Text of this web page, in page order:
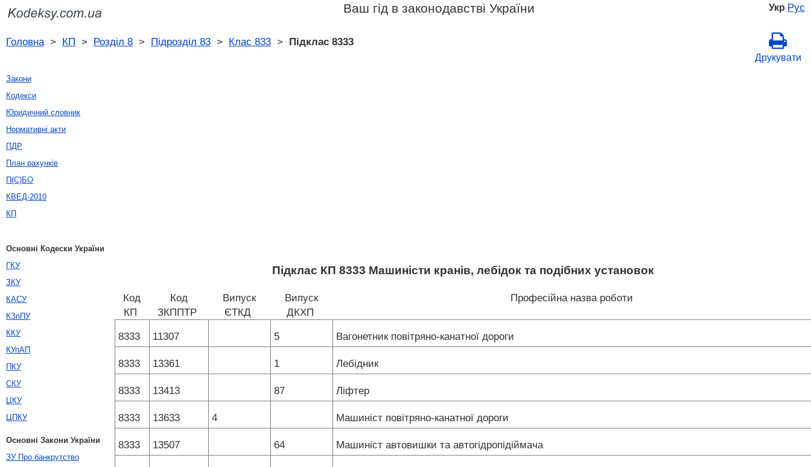
Укр Рус
Ваш гід в законодавстві України
Головна> КП > Розділ 8 > Підрозділ 83 > Клас 833 > Підклас 8333
Друкувати
Підклас КП 8333 Машиністи кранів, лебідок та подібних установок
Код
КП
Код
ЗКППТР
Випуск
ЄТКД
Випуск
ДКХП
Професійна назва роботи
8333 11307 5 Вагонетник повітряно-канатної дороги
8333 13361 1 Лебідник
8333 13413 87 Ліфтер
8333 13633 4 Машиніст повітряно-канатної дороги
8333 13507 64 Машиніст автовишки та автогідропідіймача
Закони
Кодекси
Юридичний словник
Нормативні акти
ПДР
План рахунків
П(С)БО
КВЕД-2010
КП
Основні Кодески України
ГКУ
ЗКУ
КАСУ
КЗпПУ
ККУ
КУпАП
ПКУ
СКУ
ЦКУ
ЦПКУ
Основні Закони України
ЗУ Про банкрутство